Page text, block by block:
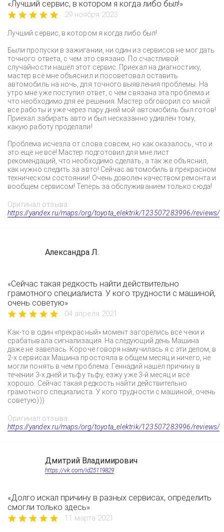
«Лучший сервис, в котором я когда либо был!»
29 ноября 2023
Лучший сервис, в котором я когда либо был!
Были пропуски в зажигании, ни один из сервисов не мог дать
точного ответа, с чем это связано. По счастливой
случайности нашёл этот сервис. Приехал на диагностику,
мастер всё мне объяснил и посоветовал оставить
автомобиль на ночь, для точного выявления проблемы. На
утро мне уже поступил ответ, с чем связана эта проблема и
что необходимо для её решения. Мастер обговорил со мной
все работы и уже через пару дней мой автомобиль был готов!
Приехал забирать авто и был несказанно удивлён тому,
какую работу проделали!
Проблема исчезла от слова совсем, но как оказалось, что и
это ещё не всё! Мастер подготовил для мне лист
рекомендаций, что необходимо сделать, а так же объяснил,
как нужно следить за авто! Сейчас автомобиль в прекрасном
техническом состоянии! Очень доволен качеством ремонта и
вообщем сервисом! Теперь за обслуживанием только сюда!
Оригинал отзыва:
https://yandex.ru/maps/org/toyota_elektrik/123507283996/reviews/
Александра Л.
«Сейчас такая редкость найти действительно
грамотного специалиста. У кого трудности с машиной,
очень советую»
04 апреля 2021
Как-то в один «прекрасный» момент загорелись все чеки и
срабатывала сигнализация. На следующий день Машина
даже не завелась. Короче говоря намучилась я с эти делом, в
2-х сервисах Машина простояла в общем месяц и ничего, не
могли понять в чем проблема. Геннадий нашёл причину в
течении 3-х дней и тьфу тьфу, езжу уже 3-й месяц и всё
хорошо. Сейчас такая редкость найти действительно
грамотного специалиста. У кого трудности с машиной, очень
советую)))
Оригинал отзыва:
https://yandex.ru/maps/org/toyota_elektrik/123507283996/reviews/
Дмитрий Владимирович
https://vk.com/id25119829
«Долго искал причину в разных сервисах, определить
смогли только здесь»
11 марта 2021